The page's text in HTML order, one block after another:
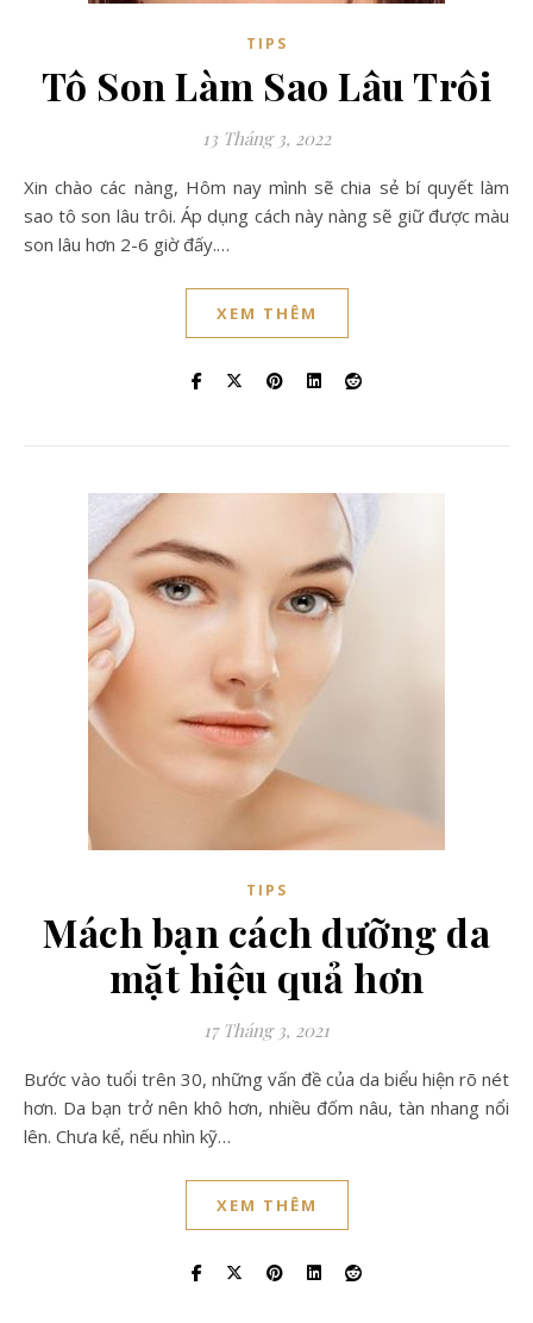
TIPS
Tô Son Làm Sao Lâu Trôi
13 Tháng 3, 2022
Xin chào các nàng, Hôm nay mình sẽ chia sẻ bí quyết làm
sao tô son lâu trôi. Áp dụng cách này nàng sẽ giữ được màu
son lâu hơn 2-6 giờ đấy.…
XEM THÊM
TIPS
Mách bạn cách dưỡng da
mặt hiệu quả hơn
17 Tháng 3, 2021
Bước vào tuổi trên 30, những vấn đề của da biểu hiện rõ nét
hơn. Da bạn trở nên khô hơn, nhiều đốm nâu, tàn nhang nổi
lên. Chưa kể, nếu nhìn kỹ…
XEM THÊM